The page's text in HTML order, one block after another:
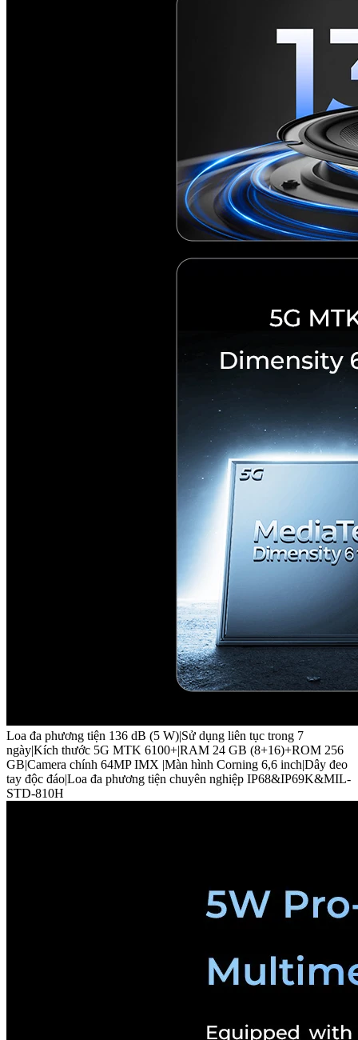
Loa đa phương tiện 136 dB (5 W)|Sử dụng liên tục trong 7
ngày|Kích thước 5G MTK 6100+|RAM 24 GB (8+16)+ROM 256
GB|Camera chính 64MP IMX |Màn hình Corning 6,6 inch|Dây đeo
tay độc đáo|Loa đa phương tiện chuyên nghiệp IP68&IP69K&MIL-
STD-810H